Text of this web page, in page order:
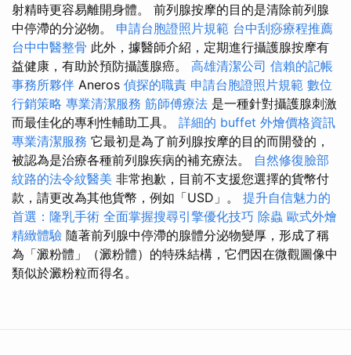
射精時更容易離開身體。 前列腺按摩的目的是清除前列腺
中停滯的分泌物。 申請台胞證照片規範 台中刮痧療程推薦
台中中醫整骨 此外，據醫師介紹，定期進行攝護腺按摩有
益健康，有助於預防攝護腺癌。 高雄清潔公司 信賴的記帳
事務所夥伴 Aneros 偵探的職責 申請台胞證照片規範 數位
行銷策略 專業清潔服務 筋師傅療法 是一種針對攝護腺刺激
而最佳化的專利性輔助工具。 詳細的 buffet 外燴價格資訊
專業清潔服務 它最初是為了前列腺按摩的目的而開發的，
被認為是治療各種前列腺疾病的補充療法。 自然修復臉部
紋路的法令紋醫美 非常抱歉，目前不支援您選擇的貨幣付
款，請更改為其他貨幣，例如「USD」。 提升自信魅力的
首選：隆乳手術 全面掌握搜尋引擎優化技巧 除蟲 歐式外燴
精緻體驗 隨著前列腺中停滯的腺體分泌物變厚，形成了稱
為「澱粉體」（澱粉體）的特殊結構，它們因在微觀圖像中
類似於澱粉粒而得名。